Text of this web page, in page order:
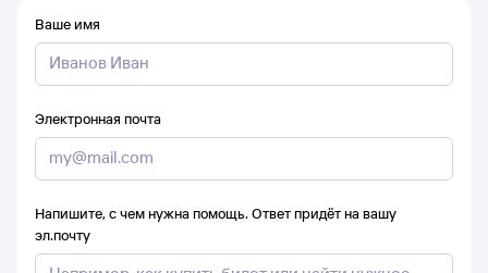
Ваше имя
Электронная почта
Напишите, с чем нужна помощь. Ответ придёт на вашу
эл.почту